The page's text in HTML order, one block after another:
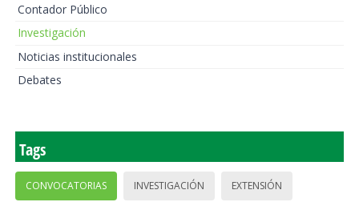
Contador Público
Investigación
Noticias institucionales
Debates
Tags
CONVOCATORIAS INVESTIGACIÓN EXTENSIÓN